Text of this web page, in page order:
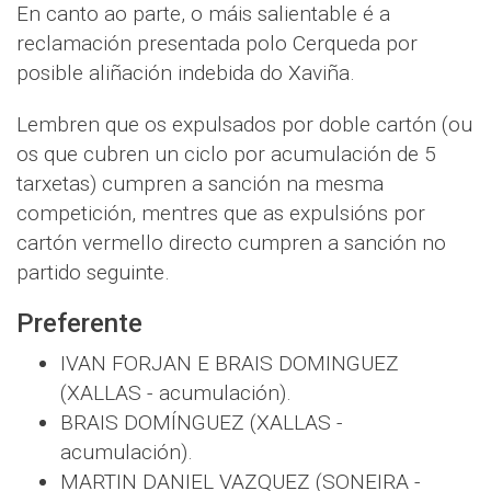
En canto ao parte, o máis salientable é a
reclamación presentada polo Cerqueda por
posible aliñación indebida do Xaviña.
Lembren que os expulsados por doble cartón (ou
os que cubren un ciclo por acumulación de 5
tarxetas) cumpren a sanción na mesma
competición, mentres que as expulsións por
cartón vermello directo cumpren a sanción no
partido seguinte.
Preferente
IVAN FORJAN E BRAIS DOMINGUEZ
(XALLAS - acumulación).
BRAIS DOMÍNGUEZ (XALLAS -
acumulación).
MARTIN DANIEL VAZQUEZ (SONEIRA -